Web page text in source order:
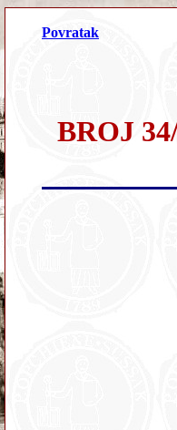
Povratak
BROJ